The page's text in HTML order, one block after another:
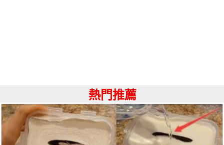
熱門推薦